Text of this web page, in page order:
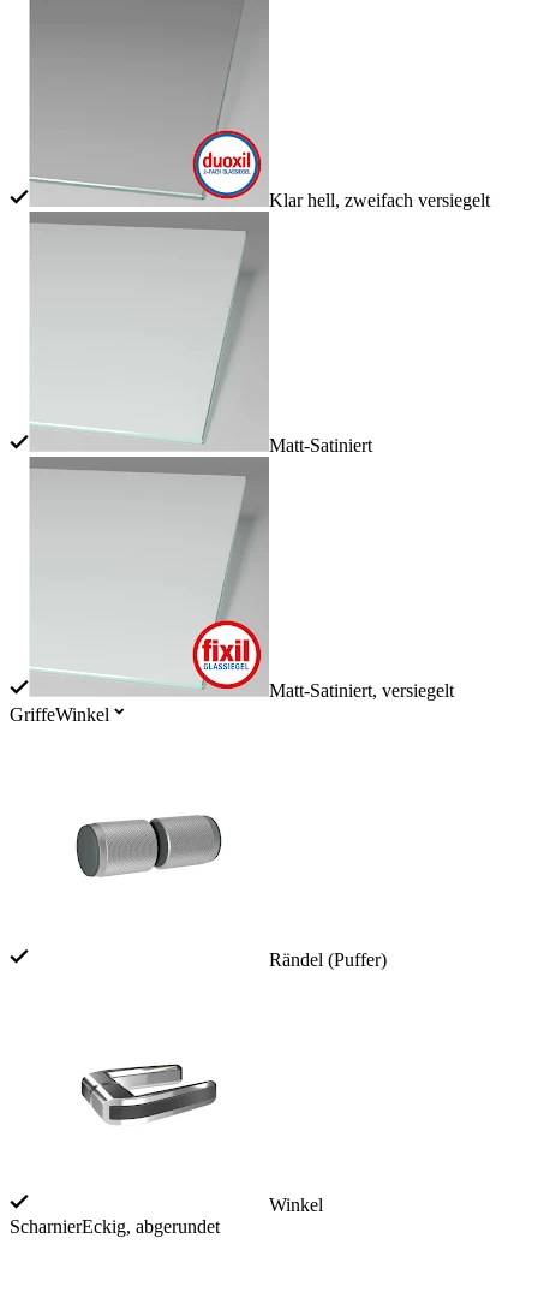
Klar hell, zweifach versiegelt
Matt-Satiniert
Matt-Satiniert, versiegelt
GriffeWinkel
Rändel (Puffer)
Winkel
ScharnierEckig, abgerundet